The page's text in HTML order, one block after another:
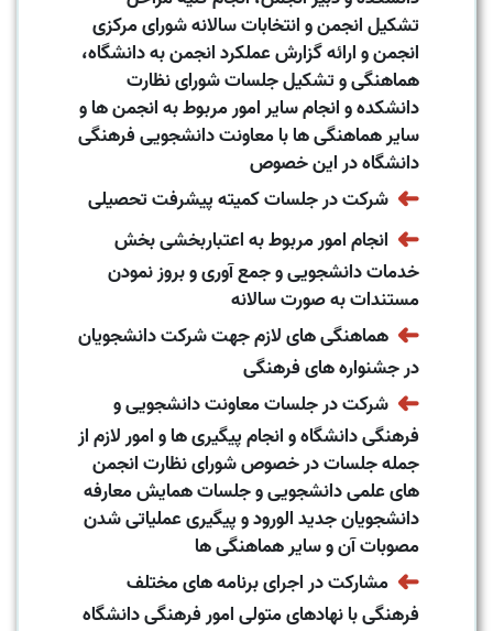
تشکیل انجمن و انتخابات سالانه شورای مرکزی
انجمن و ارائه گزارش عملکرد انجمن به دانشگاه،
هماهنگی و تشکیل جلسات شورای نظارت
دانشکده و انجام سایر امور مربوط به انجمن ها و
سایر هماهنگی ها با معاونت دانشجویی فرهنگی
دانشگاه در این خصوص
➜ شرکت در جلسات کمیته پیشرفت تحصیلی
➜ انجام امور مربوط به اعتباربخشی بخش
خدمات دانشجویی و جمع آوری و بروز نمودن
مستندات به صورت سالانه
➜ هماهنگی های لازم جهت شرکت دانشجویان
در جشنواره های فرهنگی
➜ شرکت در جلسات معاونت دانشجویی و
فرهنگی دانشگاه و انجام پیگیری ها و امور لازم از
جمله جلسات در خصوص شورای نظارت انجمن
های علمی دانشجویی و جلسات همایش معارفه
دانشجویان جدید الورود و پیگیری عملیاتی شدن
مصوبات آن و سایر هماهنگی ها
➜ مشارکت در اجرای برنامه های مختلف
فرهنگی با نهادهای متولی امور فرهنگی دانشگاه